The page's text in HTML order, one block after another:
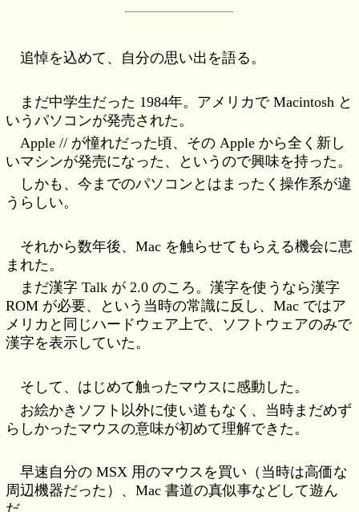
追悼を込めて、自分の思い出を語る。
まだ中学生だった 1984年。アメリカで Macintosh と
いうパソコンが発売された。
Apple // が憧れだった頃、その Apple から全く新し
いマシンが発売になった、というので興味を持った。
しかも、今までのパソコンとはまったく操作系が違
うらしい。
それから数年後、Mac を触らせてもらえる機会に恵
まれた。
まだ漢字 Talk が 2.0 のころ。漢字を使うなら漢字
ROM が必要、という当時の常識に反し、Mac ではア
メリカと同じハードウェア上で、ソフトウェアのみで
漢字を表示していた。
そして、はじめて触ったマウスに感動した。
お絵かきソフト以外に使い道もなく、当時まだめず
らしかったマウスの意味が初めて理解できた。
早速自分の MSX 用のマウスを買い（当時は高価な
周辺機器だった）、Mac 書道の真似事などして遊ん